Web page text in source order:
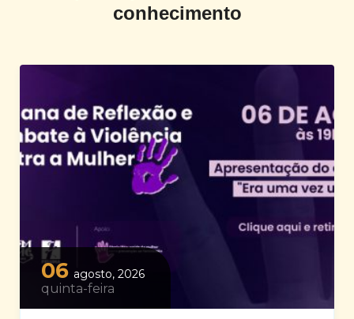
conhecimento
06 agosto, 2026
quinta-feira